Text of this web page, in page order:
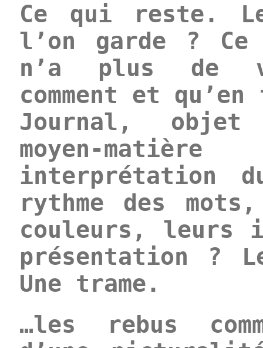
Ce qui reste.
l’on garde ?
n’a plus de
comment et
Journal,
moyen-
interprétation
rythme des
couleurs, leurs
présentation ?
Une trame.
…les rebus